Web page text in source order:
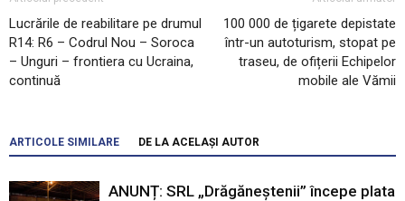
Lucrările de reabilitare pe drumul
R14: R6 – Codrul Nou – Soroca
– Unguri – frontiera cu Ucraina,
continuă
100 000 de țigarete depistate
într-un autoturism, stopat pe
traseu, de ofițerii Echipelor
mobile ale Vămii
ARTICOLE SIMILARE DE LA ACELAȘI AUTOR
ANUNȚ: SRL „Drăgăneștenii” începe plata